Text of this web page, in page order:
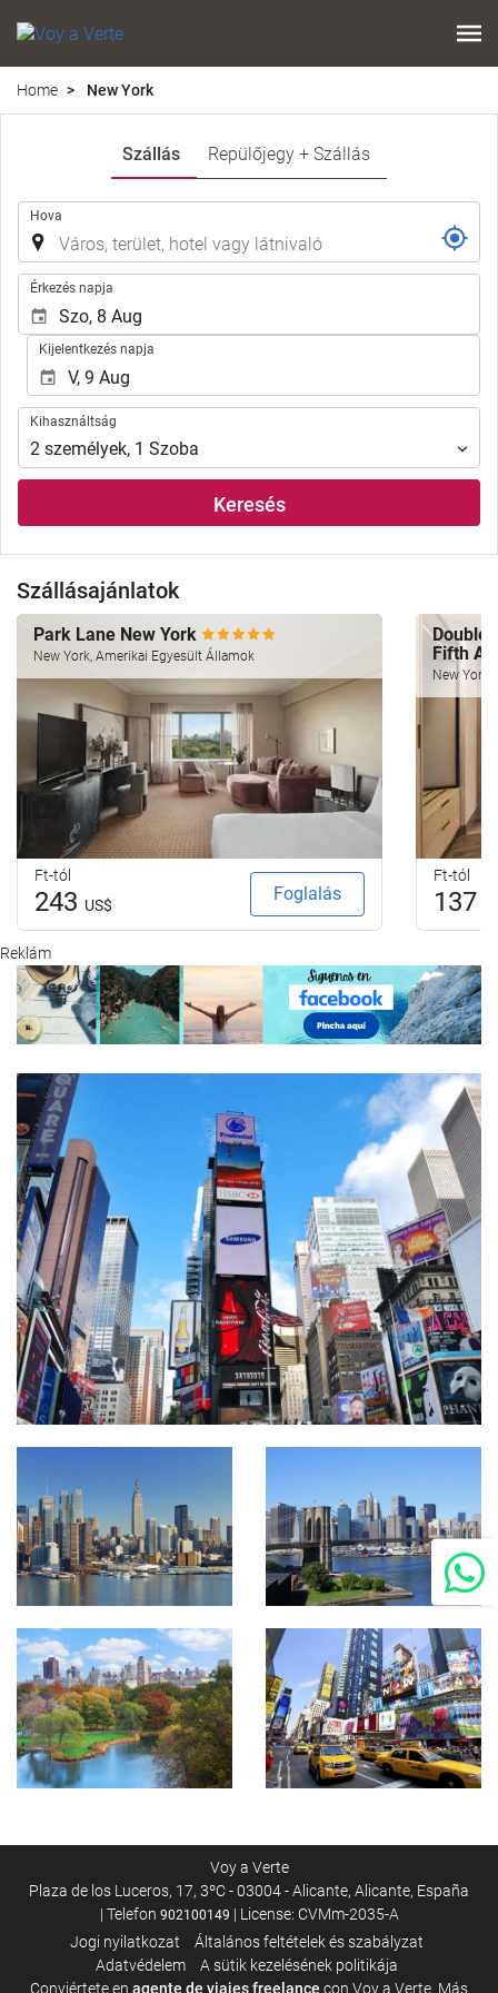
Home New York
Szállás Repülőjegy + Szállás
Hova
Érkezés napja
Kijelentkezés napja
Kihasználtság
Kihasználtság
2 személyek, 1 Szoba
Keresés
Szállásajánlatok
Park Lane New York
New York, Amerikai Egyesült Államok
Ft-tól
243 US$
Foglalás
Fifth
New York,
Ft-tól
137
Reklám
Voy a Verte
Plaza de los Luceros, 17, 3ºC - 03004 - Alicante, Alicante, España
| Telefon 902100149 | License: CVMm-2035-A
Jogi nyilatkozat
Általános feltételek és szabályzat
Adatvédelem
A sütik kezelésének politikája
Conviértete en agente de viajes freelance con Voy a Verte. Más